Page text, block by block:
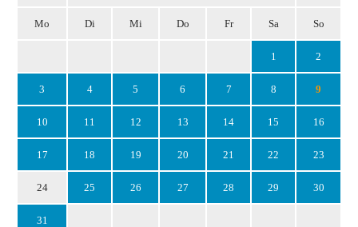
Mo Di Mi Do Fr Sa So
1 2
3 4 5 6 7 8 9
10 11 12 13 14 15 16
17 18 19 20 21 22 23
24 25 26 27 28 29 30
31